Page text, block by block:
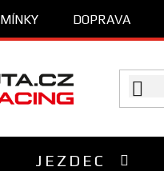
DOPRAVA
JEZDEC